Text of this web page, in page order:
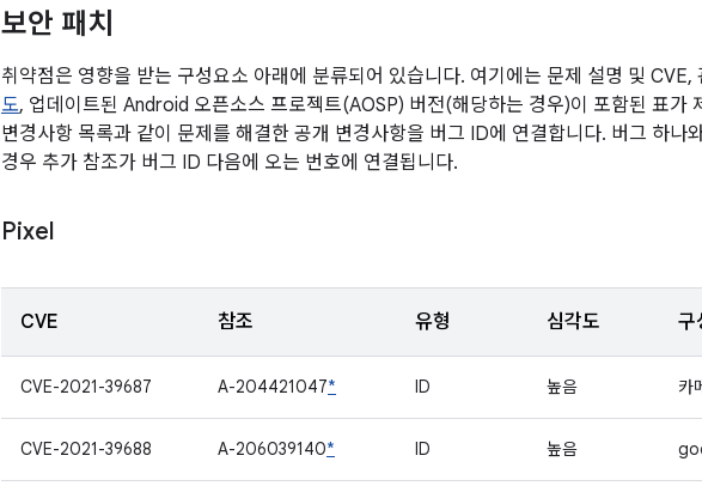
보안 패치
취약점은 영향을 받는 구성요소 아래에 분류되어 있습니다. 여기에는 문제 설명 및 CVE,
도, 업데이트된 Android 오픈소스 프로젝트(AOSP) 버전(해당하는 경우)이 포함된 표가
변경사항 목록과 같이 문제를 해결한 공개 변경사항을 버그 ID에 연결합니다. 버그 하나
경우 추가 참조가 버그 ID 다음에 오는 번호에 연결됩니다.
Pixel
CVE 참조 유형 심각도 구
CVE-2021-39687 A-204421047* ID 높음 카
CVE-2021-39688 A-206039140* ID 높음